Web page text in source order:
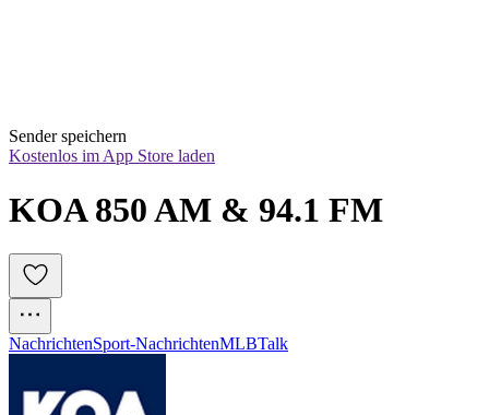
Sender speichern
Kostenlos im App Store laden
KOA 850 AM & 94.1 FM
NachrichtenSport-NachrichtenMLBTalk